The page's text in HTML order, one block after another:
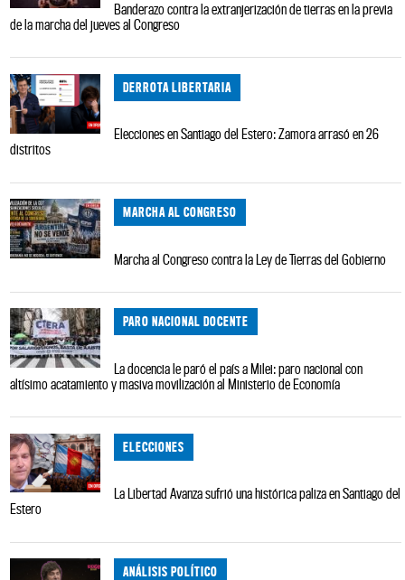
Banderazo contra la extranjerización de tierras en la previa
de la marcha del jueves al Congreso
DERROTA LIBERTARIA
Elecciones en Santiago del Estero: Zamora arrasó en 26
distritos
MARCHA AL CONGRESO
Marcha al Congreso contra la Ley de Tierras del Gobierno
PARO NACIONAL DOCENTE
La docencia le paró el país a Milei: paro nacional con
altísimo acatamiento y masiva movilización al Ministerio de Economía
ELECCIONES
La Libertad Avanza sufrió una histórica paliza en Santiago del
Estero
ANÁLISIS POLÍTICO